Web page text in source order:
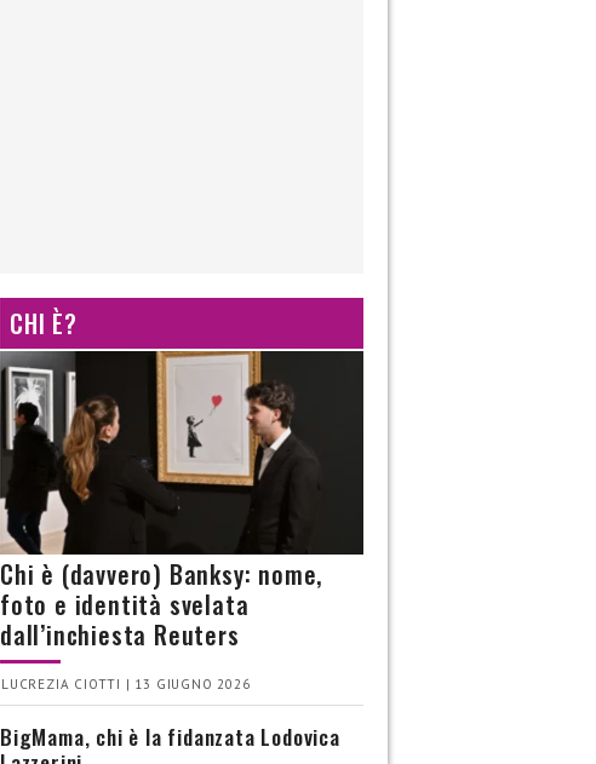
CHI È?
Chi è (davvero) Banksy: nome,
foto e identità svelata
dall’inchiesta Reuters
LUCREZIA CIOTTI | 13 GIUGNO 2026
BigMama, chi è la fidanzata Lodovica